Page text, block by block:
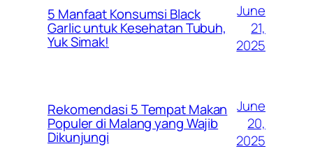
5 Manfaat Konsumsi Black
Garlic untuk Kesehatan Tubuh,
Yuk Simak!
June
21,
2025
Rekomendasi 5 Tempat Makan
Populer di Malang yang Wajib
Dikunjungi
June
20,
2025